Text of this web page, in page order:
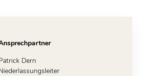
Dern